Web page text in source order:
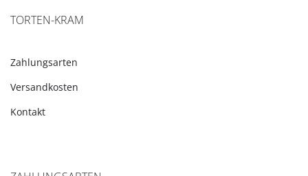
TORTEN-KRAM
Zahlungsarten
Versandkosten
Kontakt